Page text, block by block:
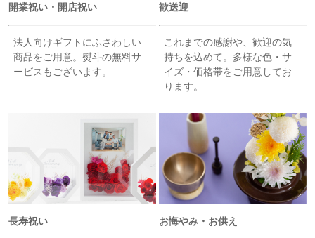
開業祝い・開店祝い 歓送迎
法人向けギフトにふさわしい
商品をご用意。熨斗の無料サ
ービスもございます。
これまでの感謝や、歓迎の気
持ちを込めて。多様な色・サ
イズ・価格帯をご用意してお
ります。
長寿祝い お悔やみ・お供え